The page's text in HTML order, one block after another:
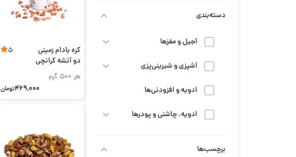
دسته‌بندی
آجیل و مغزها
آشپزی و شیرینی‌پزی
ادویه و افزودنی‌ها
ادویه، چاشنی و پودرها
برچسب‌ها
کره بادام زمینی
دو‌ آتشه کرانچی
5
هر 500 گرم
469,000تومان